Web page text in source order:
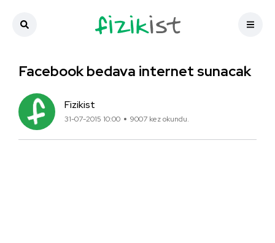
Facebook bedava internet sunacak
Fizikist
31-07-2015 10:00 9007 kez okundu.